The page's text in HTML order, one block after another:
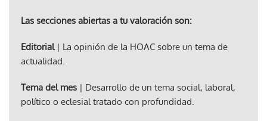
Las secciones abiertas a tu valoración son:
Editorial| La opinión de la HOAC sobre un tema de
actualidad.
Tema del mes | Desarrollo de un tema social, laboral,
político o eclesial tratado con profundidad.